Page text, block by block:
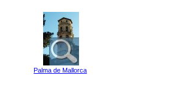
Palma de Mallorca